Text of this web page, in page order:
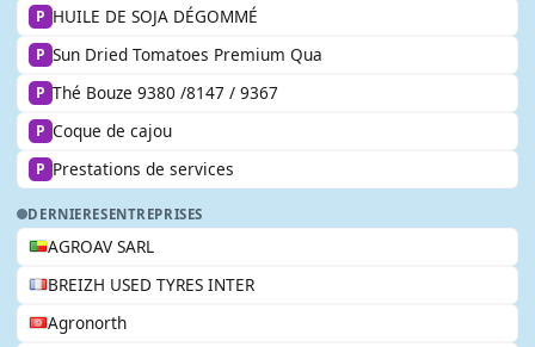
P HUILE DE SOJA DÉGOMMÉ
P Sun Dried Tomatoes Premium Qua
P Thé Bouze 9380 /8147 / 9367
P Coque de cajou
P Prestations de services
DERNIERESENTREPRISES
AGROAV SARL
BREIZH USED TYRES INTER
Agronorth